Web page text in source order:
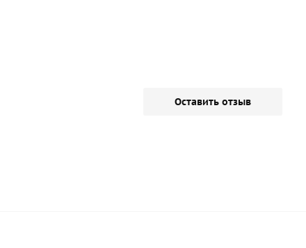
Оставить отзыв